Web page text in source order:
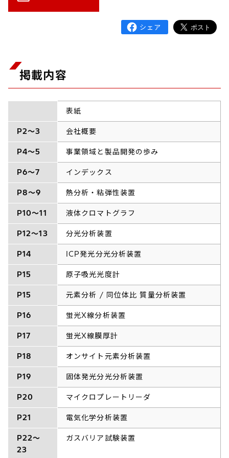
掲載内容
表紙
P2～3 会社概要
P4～5 事業領域と製品開発の歩み
P6～7 インデックス
P8～9 熱分析・粘弾性装置
P10～11 液体クロマトグラフ
P12～13 分光分析装置
P14 ICP発光分光分析装置
P15 原子吸光光度計
P15 元素分析 / 同位体比 質量分析装置
P16 蛍光X線分析装置
P17 蛍光X線膜厚計
P18 オンサイト元素分析装置
P19 固体発光分光分析装置
P20 マイクロプレートリーダ
P21 電気化学分析装置
P22～
23
ガスバリア試験装置